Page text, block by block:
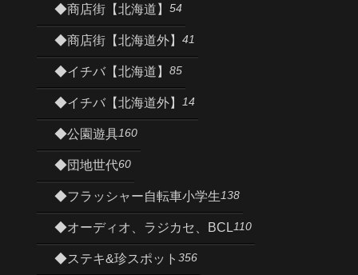
◆商店街【北海道】 54
◆商店街【北海道外】 41
◆イチバ【北海道】 85
◆イチバ【北海道外】 14
◆公園遊具160
◆団地世代60
◆フラッシャー自転車小学生138
◆オーディオ、ラジカセ、BCL110
◆ステキ&珍スポット 356